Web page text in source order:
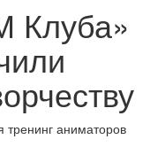
Клуба»
тренинг аниматоров